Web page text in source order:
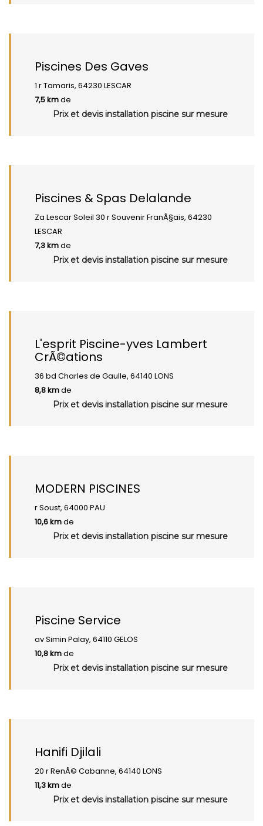
Piscines Des Gaves
1 r Tamaris, 64230 LESCAR
7,5 kmde
Prix et devis installation piscine sur mesure
Piscines & Spas Delalande
Za Lescar Soleil 30 r Souvenir FranÃ§ais, 64230
LESCAR
7,3 kmde
Prix et devis installation piscine sur mesure
L'esprit Piscine-yves Lambert
CrÃ©ations
36 bd Charles de Gaulle, 64140 LONS
8,8 kmde
Prix et devis installation piscine sur mesure
MODERN PISCINES
r Soust, 64000 PAU
10,6 kmde
Prix et devis installation piscine sur mesure
Piscine Service
av Simin Palay, 64110 GELOS
10,8 kmde
Prix et devis installation piscine sur mesure
Hanifi Djilali
20 r RenÃ© Cabanne, 64140 LONS
11,3 kmde
Prix et devis installation piscine sur mesure